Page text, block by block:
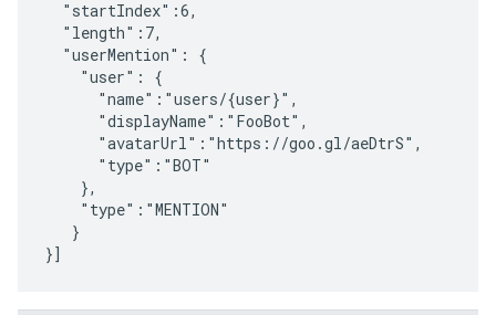
  "startIndex":6,
  "length":7,
  "userMention": {
    "user": {
      "name":"users/{user}",
      "displayName":"FooBot",
      "avatarUrl":"https://goo.gl/aeDtrS",
      "type":"BOT"
    },
    "type":"MENTION"
   }